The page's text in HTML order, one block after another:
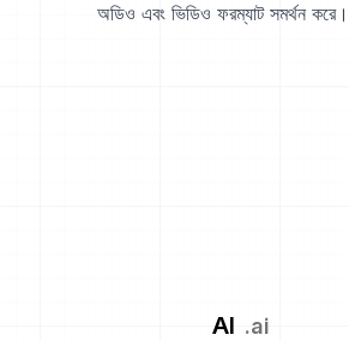
অডিও এবং ভিডিও ফরম্যাট সমর্থন
AI .ai